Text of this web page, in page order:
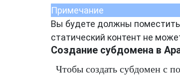
Примечание
Вы будете должны поместить
статический контент не
Создание субдомена в
Чтобы создать субдомен с